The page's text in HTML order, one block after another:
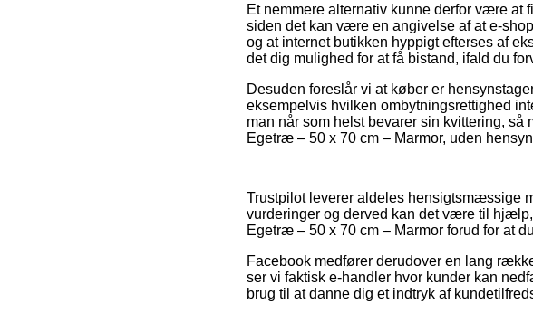
Et nemmere alternativ kunne derfor være at
siden det kan være en angivelse af at e-
og at internet butikken hyppigt efterses af
det dig mulighed for at få bistand, ifald du
Desuden foreslår vi at køber er
eksempelvis hvilken ombytningsrettighed
man når som helst bevarer sin kvittering,
Egetræ – 50 x 70 cm – Marmor, uden
Trustpilot leverer aldeles hensigtsmæssige
vurderinger og derved kan det være til
Egetræ – 50 x 70 cm – Marmor forud for at
Facebook medfører derudover en lang
ser vi faktisk e-handler hvor kunder kan
brug til at danne dig et indtryk af